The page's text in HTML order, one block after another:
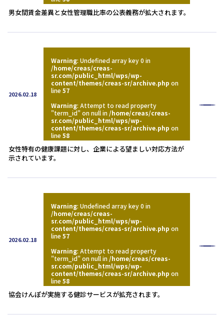
男女間賃金差異と女性管理職比率の公表義務が拡大されます。
2026.02.18
Warning: Undefined array key 0 in
/home/creas/creas-
sr.com/public_html/wps/wp-
content/themes/creas-sr/archive.php on
line57
Warning: Attempt to read property
"term_id" on null in /home/creas/creas-
sr.com/public_html/wps/wp-
content/themes/creas-sr/archive.php on
line58
女性特有の健康課題に対し、企業による望ましい対応方法が
示されています。
2026.02.18
Warning: Undefined array key 0 in
/home/creas/creas-
sr.com/public_html/wps/wp-
content/themes/creas-sr/archive.php on
line57
Warning: Attempt to read property
"term_id" on null in /home/creas/creas-
sr.com/public_html/wps/wp-
content/themes/creas-sr/archive.php on
line58
協会けんぽが実施する健診サービスが拡充されます。